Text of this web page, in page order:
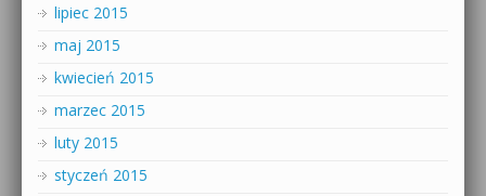
lipiec 2015
maj 2015
kwiecień 2015
marzec 2015
luty 2015
styczeń 2015